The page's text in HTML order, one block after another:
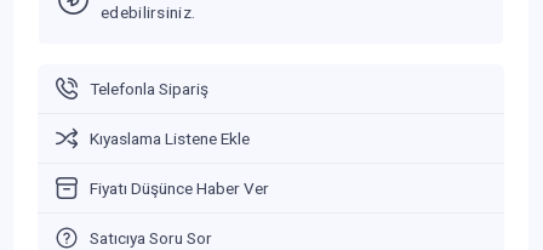
edebilirsiniz.
Telefonla Sipariş
Kıyaslama Listene Ekle
Fiyatı Düşünce Haber Ver
Satıcıya Soru Sor